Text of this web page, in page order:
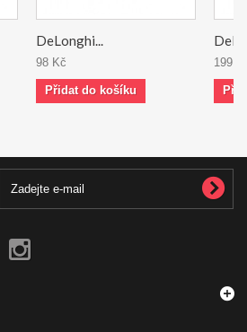
DeLonghi...
98 Kč
Přidat do košíku
199